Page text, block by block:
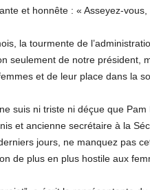
et honnête : « Asseyez-
la tourmente de
seulement de notre président,
et de leur place dans la
suis ni triste ni déçue que
et ancienne secrétaire à la
jours, ne manquez pas
de plus en plus hostile aux